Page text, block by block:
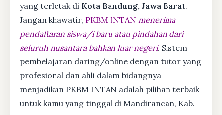
yang terletak di Kota Bandung, Jawa Barat.
Jangan khawatir, PKBM INTAN menerima
pendaftaran siswa/i baru atau pindahan dari
seluruh nusantara bahkan luar negeri. Sistem
pembelajaran daring/online dengan tutor yang
profesional dan ahli dalam bidangnya
menjadikan PKBM INTAN adalah pilihan terbaik
untuk kamu yang tinggal di Mandirancan, Kab.